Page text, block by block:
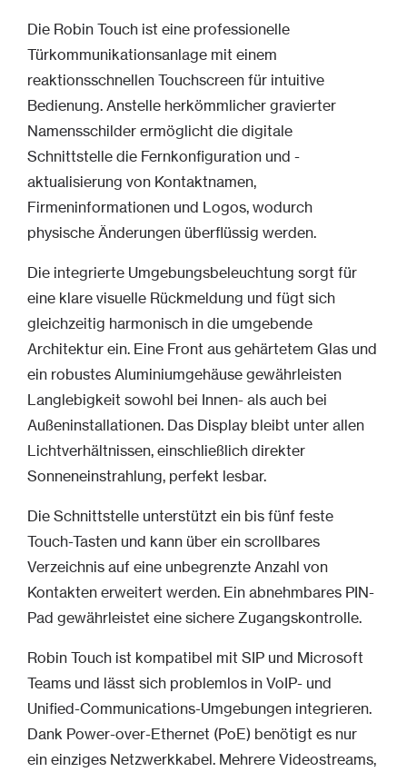
Die Robin Touch ist eine professionelle
Türkommunikationsanlage mit einem
reaktionsschnellen Touchscreen für intuitive
Bedienung. Anstelle herkömmlicher gravierter
Namensschilder ermöglicht die digitale
Schnittstelle die Fernkonfiguration und -
aktualisierung von Kontaktnamen,
Firmeninformationen und Logos, wodurch
physische Änderungen überflüssig werden.
Die integrierte Umgebungsbeleuchtung sorgt für
eine klare visuelle Rückmeldung und fügt sich
gleichzeitig harmonisch in die umgebende
Architektur ein. Eine Front aus gehärtetem Glas und
ein robustes Aluminiumgehäuse gewährleisten
Langlebigkeit sowohl bei Innen- als auch bei
Außeninstallationen. Das Display bleibt unter allen
Lichtverhältnissen, einschließlich direkter
Sonneneinstrahlung, perfekt lesbar.
Die Schnittstelle unterstützt ein bis fünf feste
Touch-Tasten und kann über ein scrollbares
Verzeichnis auf eine unbegrenzte Anzahl von
Kontakten erweitert werden. Ein abnehmbares PIN-
Pad gewährleistet eine sichere Zugangskontrolle.
Robin Touch ist kompatibel mit SIP und Microsoft
Teams und lässt sich problemlos in VoIP- und
Unified-Communications-Umgebungen integrieren.
Dank Power-over-Ethernet (PoE) benötigt es nur
ein einziges Netzwerkkabel. Mehrere Videostreams,